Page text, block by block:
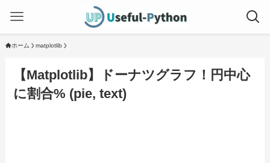
ホーム matplotlib
【Matplotlib】ドーナツグラフ！円中心
に割合% (pie, text)